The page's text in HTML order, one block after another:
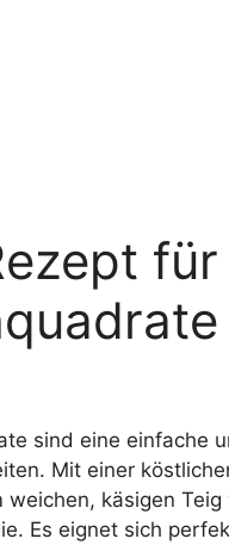
sind eine einfache
Mit einer
weichen, käsigen
Es eignet sich